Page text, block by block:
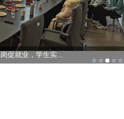
共促发展——科技...